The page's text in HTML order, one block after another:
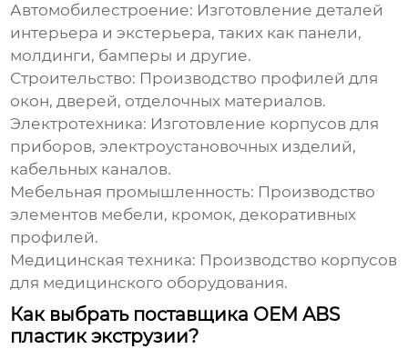
Автомобилестроение: Изготовление деталей
интерьера и экстерьера, таких как панели,
молдинги, бамперы и другие.
Строительство: Производство профилей для
окон, дверей, отделочных материалов.
Электротехника: Изготовление корпусов для
приборов, электроустановочных изделий,
кабельных каналов.
Мебельная промышленность: Производство
элементов мебели, кромок, декоративных
профилей.
Медицинская техника: Производство корпусов
для медицинского оборудования.
Как выбрать поставщика OEM ABS
пластик экструзии?